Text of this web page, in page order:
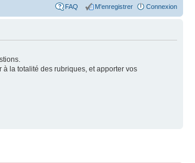
FAQ M'enregistrer Connexion
la totalité des rubriques, et apporter vos